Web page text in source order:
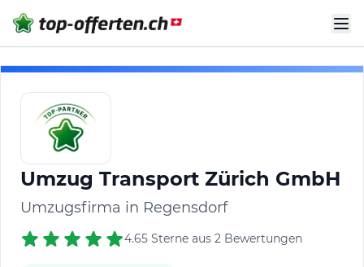
Umzug Transport Zürich GmbH
Umzugsfirma in Regensdorf
4.65 Sterne aus 2 Bewertungen